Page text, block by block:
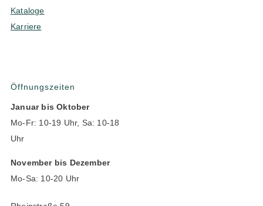
Kataloge
Karriere
Öffnungszeiten
Januar bis Oktober
Mo-Fr: 10-19 Uhr, Sa: 10-18
Uhr
November bis Dezember
Mo-Sa: 10-20 Uhr